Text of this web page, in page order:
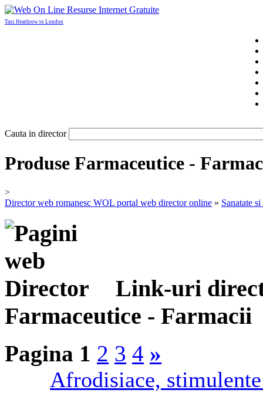
Taxi Heathrow to London
Cauta in director
Produse Farmaceutice -
>
Director web romanesc WOL portal web director online » Sanatate
Link-uri
Farmaceutice - Farmacii
Pagina 1 2 3 4 »
Afrodisiace,